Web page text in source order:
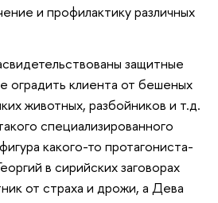
и профилактику различных
защитные
оградить клиента от бешеных
животных, разбойников и т.д.
специализированного
какого-то протагониста-
в сирийских заговорах
от страха и дрожи, а Дева